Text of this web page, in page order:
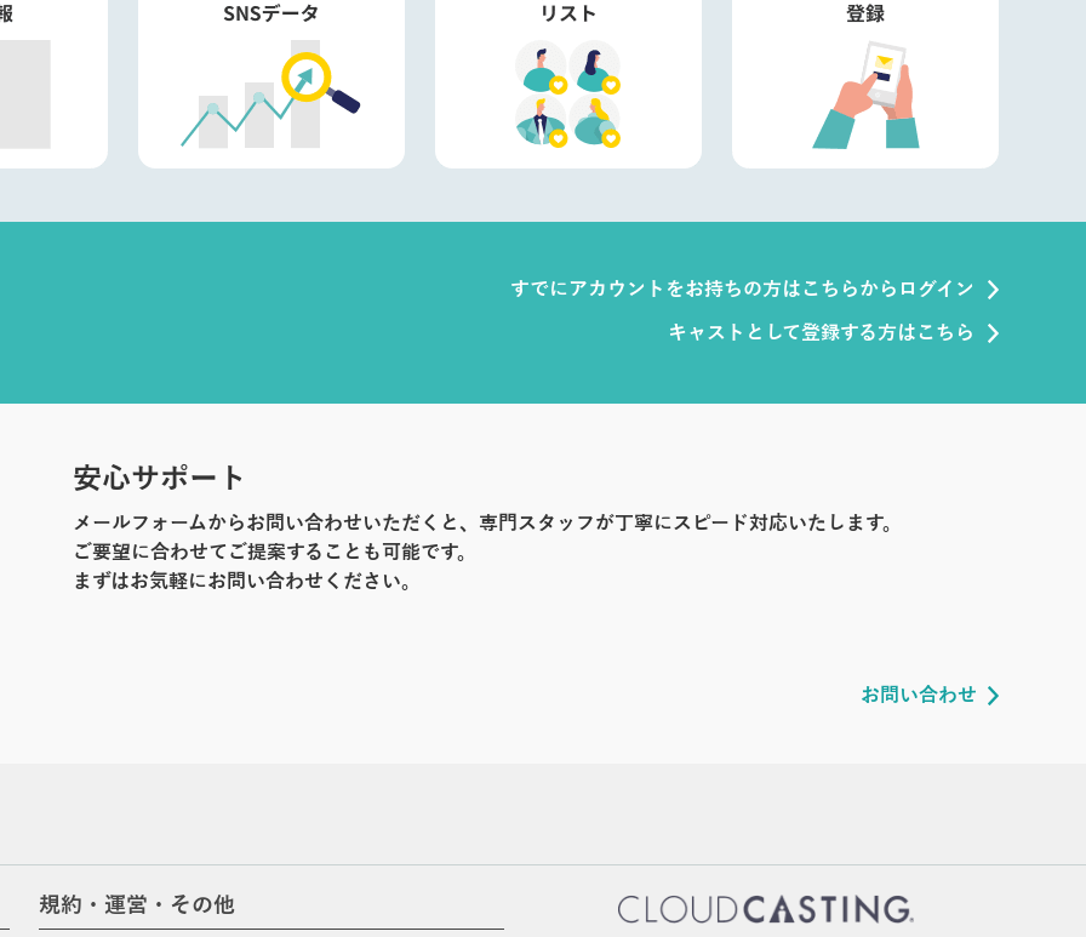
すでにアカウントをお持ちの方はこちらからログイン
キャストとして登録する方はこちら
安心サポート
メールフォームからお問い合わせいただくと、専門スタッフが丁寧にスピード対応いたします。
ご要望に合わせてご提案することも可能です。
まずはお気軽にお問い合わせください。
お問い合わせ
規約・運営・その他